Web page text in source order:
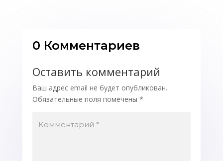
0 Комментариев
Оставить комментарий
Ваш адрес email не будет опубликован.
Обязательные поля помечены *